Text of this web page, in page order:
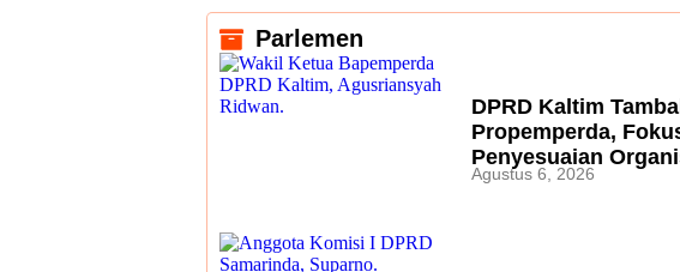
Parlemen
DPRD Kaltim
Propemperda,
Penyesuaian
Agustus 6, 2026